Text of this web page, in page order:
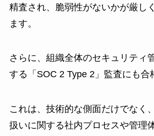
精査され、脆弱性がないかが厳し
ます。
さらに、組織全体のセキュリティ
する「SOC 2 Type 2」監査にも合
これは、技術的な側面だけでなく
扱いに関する社内プロセスや管理